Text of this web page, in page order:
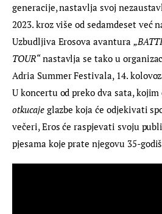
generacije, nastavlja svoj
2023. kroz više od sedamdeset već
Uzbudljiva Erosova avantura
TOUR“ nastavlja se tako u
Adria Summer Festivala, 14.
U koncertu od preko dva sata,
otkucaje glazbe koja će odjekivati
večeri, Eros će raspjevati svoju
pjesama koje prate njegovu 35-